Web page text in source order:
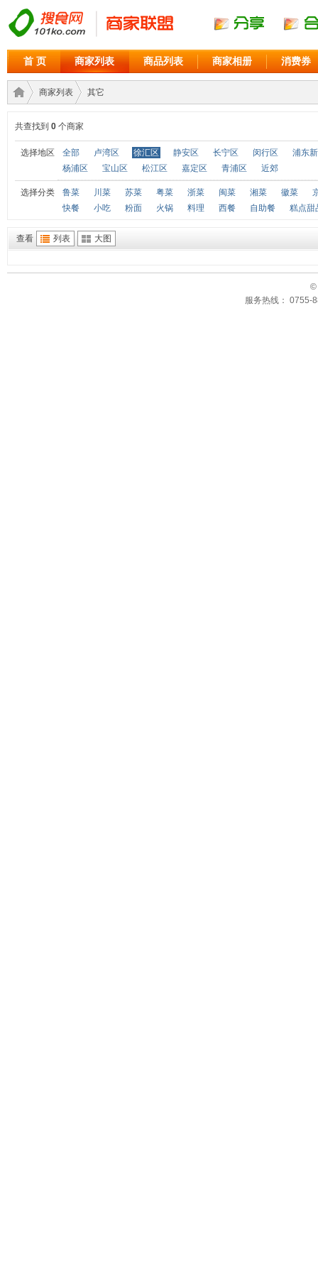
首 页 商家列表 商品列表 商家相册 消费券
商家›
商家列表
›
其它
共查找到 0 个商家
选择地区 全部 卢湾区 徐汇区 静安区 长宁区 闵行区
浦东
杨浦区
宝山区 松江区 嘉定区 青浦区 近郊
选择分类 鲁菜 川菜 苏菜 粤菜 浙菜 闽菜 湘菜 徽菜
快餐
小吃 粉面 火锅 料理 西餐 自助餐 糕点甜
查看 列表 大图
©
服务热线： 0755-